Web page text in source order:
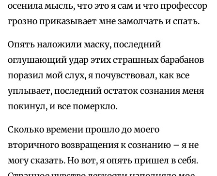
осенила мысль, что это я сам и что профессор
грозно приказывает мне замолчать и спать.
Опять наложили маску, последний
оглушающий удар этих страшных барабанов
поразил мой слух, я почувствовал, как все
уплывает, последний остаток сознания меня
покинул, и все померкло.
Сколько времени прошло до моего
вторичного возвращения к сознанию – я не
могу сказать. Но вот, я опять пришел в себя.